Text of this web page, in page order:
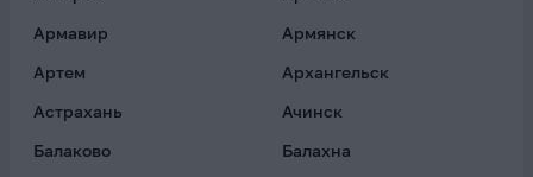
Армавир
Армянск
Артем
Архангельск
Астрахань
Ачинск
Балаково
Балахна